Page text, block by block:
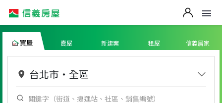
買屋 賣屋 新建案 租屋 信義居家
台北市 ・ 全區